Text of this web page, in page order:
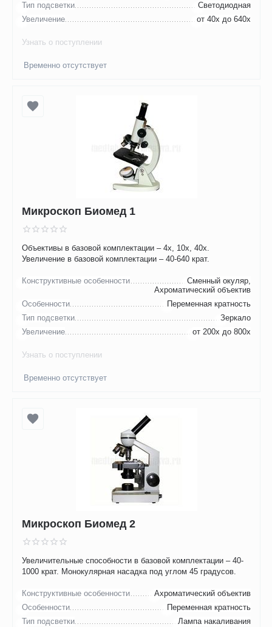
Тип подсветки
Светодиодная
Увеличение
от 40х до 640х
Узнать о поступлении
Временно отсутствует
Микроскоп Биомед 1
Объективы в базовой комплектации – 4х, 10х, 40х.
Увеличение в базовой комплектации – 40-640 крат.
Конструктивные особенности
Сменный окуляр,
Ахроматический объектив
Особенности
Переменная кратность
Тип подсветки
Зеркало
Увеличение
от 200х до 800х
Узнать о поступлении
Временно отсутствует
Микроскоп Биомед 2
Увеличительные способности в базовой комплектации – 40-
1000 крат. Монокулярная насадка под углом 45 градусов.
Конструктивные особенности
Ахроматический объектив
Особенности
Переменная кратность
Тип подсветки
Лампа накаливания